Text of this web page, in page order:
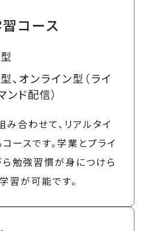
習コース
、オンライン型（ライ
ンド配信）
み合わせて、リアルタイ
ースです。学業とプライ
勉強習慣が身につけら
習が可能です。